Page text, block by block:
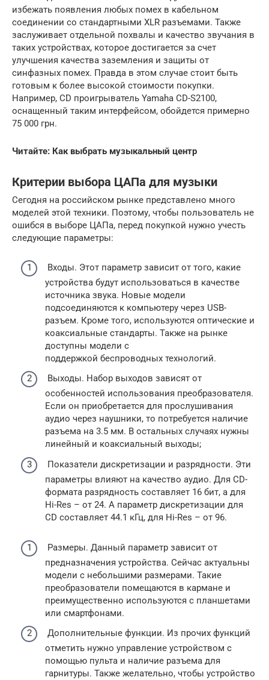
избежать появления любых помех в кабельном
соединении со стандартными XLR разъемами. Также
заслуживает отдельной похвалы и качество звучания в
таких устройствах, которое достигается за счет
улучшения качества заземления и защиты от
синфазных помех. Правда в этом случае стоит быть
готовым к более высокой стоимости покупки.
Например, CD проигрыватель Yamaha CD-S2100,
оснащенный таким интерфейсом, обойдется примерно
75 000 грн.
Читайте: Как выбрать музыкальный центр
Критерии выбора ЦАПа для музыки
Сегодня на российском рынке представлено много
моделей этой техники. Поэтому, чтобы пользователь не
ошибся в выборе ЦАПа, перед покупкой нужно учесть
следующие параметры:
Входы. Этот параметр зависит от того, какие
устройства будут использоваться в качестве
источника звука. Новые модели
подсоединяются к компьютеру через USB-
разъем. Кроме того, используются оптические и
коаксиальные стандарты. Также на рынке
доступны модели с
поддержкой беспроводных технологий.
Выходы. Набор выходов зависят от
особенностей использования преобразователя.
Если он приобретается для прослушивания
аудио через наушники, то потребуется наличие
разъема на 3.5 мм. В остальных случаях нужны
линейный и коаксиальный выходы;
Показатели дискретизации и разрядности. Эти
параметры влияют на качество аудио. Для CD-
формата разрядность составляет 16 бит, а для
Hi-Res – от 24. А параметр дискретизации для
CD составляет 44.1 кГц, для Hi-Res – от 96.
Размеры. Данный параметр зависит от
предназначения устройства. Сейчас актуальны
модели с небольшими размерами. Такие
преобразователи помещаются в кармане и
преимущественно используются с планшетами
или смартфонами.
Дополнительные функции. Из прочих функций
отметить нужно управление устройством с
помощью пульта и наличие разъема для
гарнитуры. Также желательно, чтобы устройство